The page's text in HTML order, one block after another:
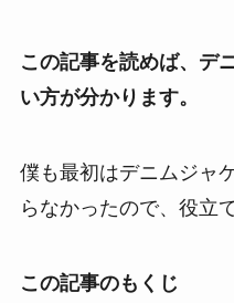
この記事を読めば、デ
い方が分かります。
僕も最初はデニムジャ
らなかったので、役立
この記事のもくじ